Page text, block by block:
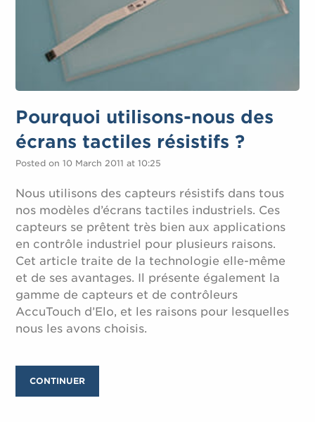
Pourquoi utilisons-nous des
écrans tactiles résistifs ?
Posted on 10 March 2011 at 10:25
Nous utilisons des capteurs résistifs dans tous
nos modèles d’écrans tactiles industriels. Ces
capteurs se prêtent très bien aux applications
en contrôle industriel pour plusieurs raisons.
Cet article traite de la technologie elle-même
et de ses avantages. Il présente également la
gamme de capteurs et de contrôleurs
AccuTouch d’Elo, et les raisons pour lesquelles
nous les avons choisis.
CONTINUER